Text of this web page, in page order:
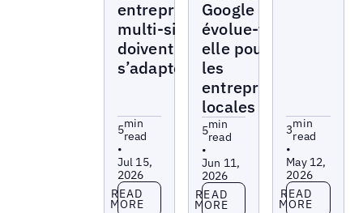
entreprises
multi-sites
doivent
s’adapter ?
5min
read
•
Jul 15,
2026
Read more
READ
MORE
Google
évolue-t-
elle pour
les
entreprises
locales ?
5min
read
•
Jun 11,
2026
Read more
READ
MORE
3min
read
•
May 12,
2026
Read more
READ
MORE